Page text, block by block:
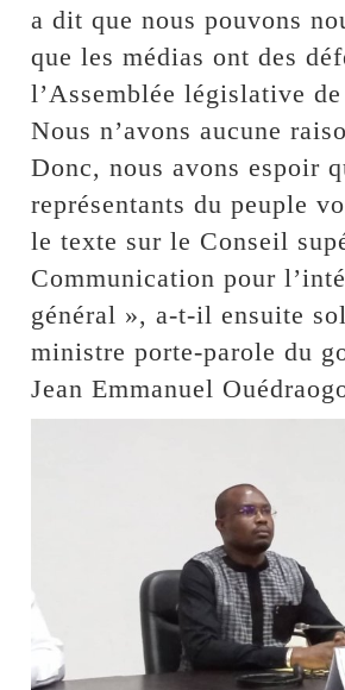
a dit que nous pouvons
que les médias ont des
l’Assemblée législative
Nous n’avons aucune
Donc, nous avons espoir
représentants du peuple
le texte sur le Conseil
Communication pour
général », a-t-il ensuite
ministre porte-parole du
Jean Emmanuel